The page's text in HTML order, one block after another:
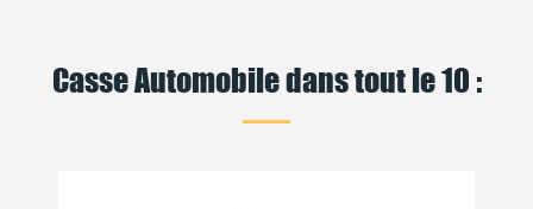
Casse Automobile dans tout le 10 :